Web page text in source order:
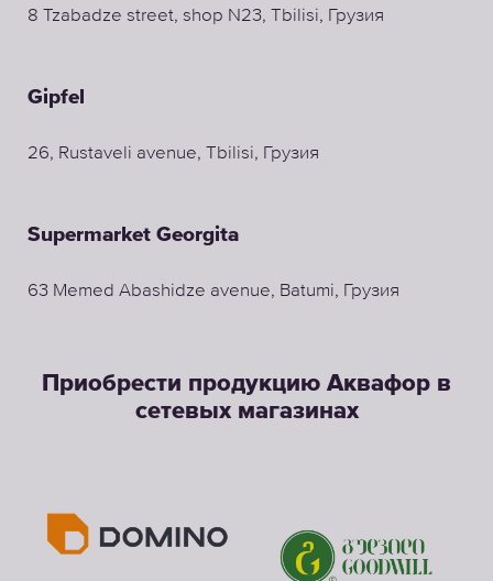
8 Tzabadze street, shop N23, Tbilisi, Грузия
Gipfel
26, Rustaveli avenue, Tbilisi, Грузия
Supermarket Georgita
63 Memed Abashidze avenue, Batumi, Грузия
Приобрести продукцию Аквафор в
сетевых магазинах